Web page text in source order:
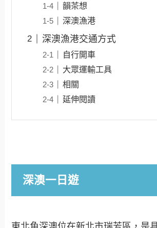
韻茶想
深澳漁港
深澳漁港交通方式
自行開車
大眾運輸工具
相關
延伸閱讀
深澳一日遊